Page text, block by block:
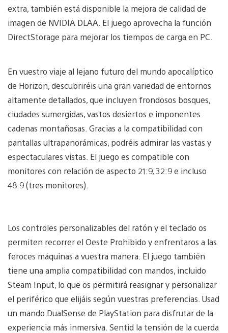
extra, también está disponible la mejora de calidad de
imagen de NVIDIA DLAA. El juego aprovecha la función
DirectStorage para mejorar los tiempos de carga en PC.
En vuestro viaje al lejano futuro del mundo apocalíptico
de Horizon, descubriréis una gran variedad de entornos
altamente detallados, que incluyen frondosos bosques,
ciudades sumergidas, vastos desiertos e imponentes
cadenas montañosas. Gracias a la compatibilidad con
pantallas ultrapanorámicas, podréis admirar las vastas y
espectaculares vistas. El juego es compatible con
monitores con relación de aspecto 21:9, 32:9 e incluso
48:9 (tres monitores).
Los controles personalizables del ratón y el teclado os
permiten recorrer el Oeste Prohibido y enfrentaros a las
feroces máquinas a vuestra manera. El juego también
tiene una amplia compatibilidad con mandos, incluido
Steam Input, lo que os permitirá reasignar y personalizar
el periférico que elijáis según vuestras preferencias. Usad
un mando DualSense de PlayStation para disfrutar de la
experiencia más inmersiva. Sentid la tensión de la cuerda